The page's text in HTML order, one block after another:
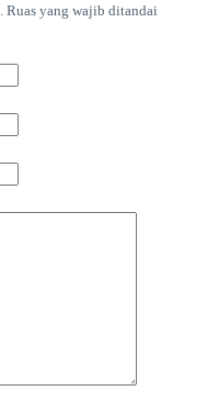
Ruas yang wajib ditandai